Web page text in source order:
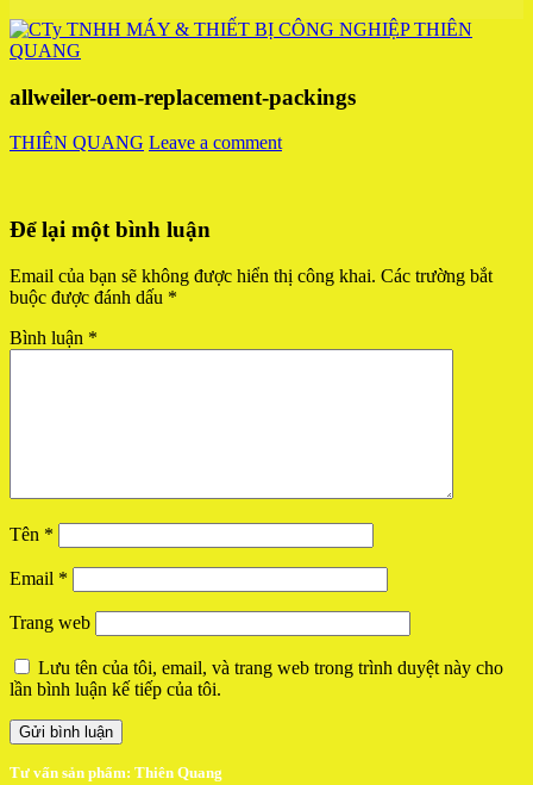
allweiler-oem-replacement-packings
THIÊN QUANG Leave a comment
Để lại một bình luận
Email của bạn sẽ không được hiển thị công khai. Các trường bắt
buộc được đánh dấu *
Bình luận *
Tên *
Email *
Trang web
Lưu tên của tôi, email, và trang web trong trình duyệt này cho
lần bình luận kế tiếp của tôi.
Tư vấn sản phẩm: Thiên Quang